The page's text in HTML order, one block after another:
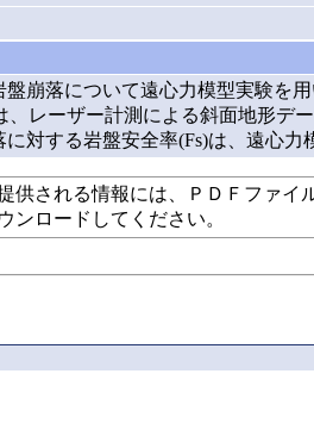
崩落について遠心力模型実験を
レーザー計測による斜面地形デー
対する岩盤安全率(Fs)は、遠心力
供される情報には、ＰＤＦファイ
ンロードしてください。